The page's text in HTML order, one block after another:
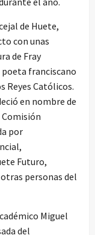
de Huete,
con unas
de Fray
franciscano
Reyes Católicos.
en nombre de
por
Futuro,
personas del
Miguel
del